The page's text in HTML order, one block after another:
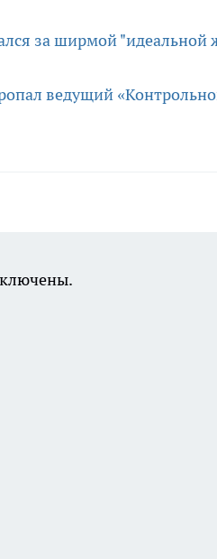
за ширмой "идеальной
ведущий